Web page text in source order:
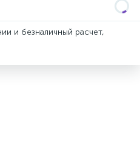
и безналичный расчет,